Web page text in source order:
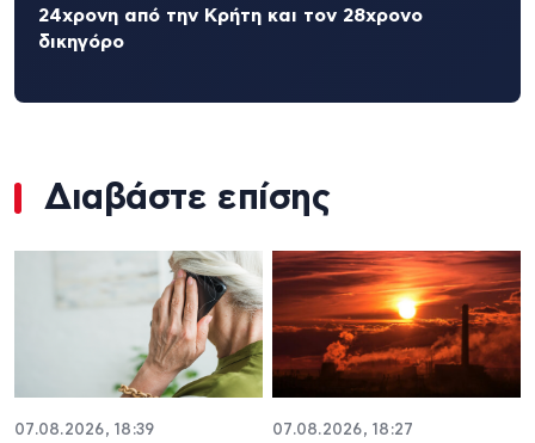
24χρονη από την Κρήτη και τον 28χρονο
δικηγόρο
Διαβάστε επίσης
07.08.2026, 18:39 07.08.2026, 18:27